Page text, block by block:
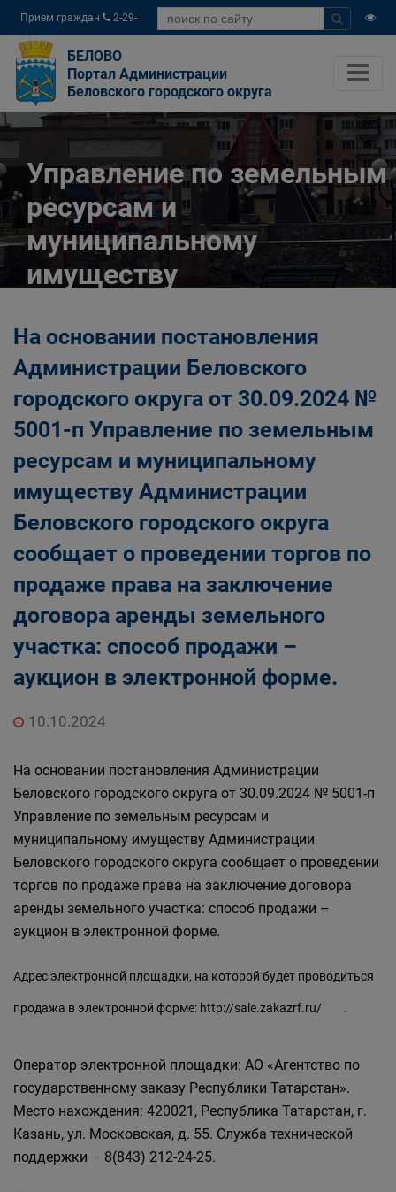
Прием граждан
2-29-
04
БЕЛОВО
Портал Администрации
Беловского городского округа
Управление по земельным
ресурсам и
муниципальному
имуществу
Беловского городского
округа
Главная
Структурные подразделения Администрации
Беловского городского округа
Управление по земельным ресурсам и
муниципальному имуществу Администрации
Беловского городского округа
На основании постановления
Администрации Беловского
городского округа от 30.09.2024 №
5001-п Управление по земельным
ресурсам и муниципальному
имуществу Администрации
Беловского городского округа
сообщает о проведении торгов по
продаже права на заключение
договора аренды земельного
участка: способ продажи –
аукцион в электронной форме.
10.10.2024
На основании постановления Администрации
Беловского городского округа от 30.09.2024 № 5001-п
Управление по земельным ресурсам и
муниципальному имуществу Администрации
Беловского городского округа сообщает о проведении
торгов по продаже права на заключение договора
аренды земельного участка: способ продажи –
аукцион в электронной форме.
Адрес электронной площадки, на которой будет проводиться
продажа в электронной форме: http://sale.zakazrf.ru/ .
Оператор электронной площадки: АО «Агентство по
государственному заказу Республики Татарстан».
Место нахождения: 420021, Республика Татарстан, г.
Казань, ул. Московская, д. 55. Служба технической
поддержки – 8(843) 212-24-25.